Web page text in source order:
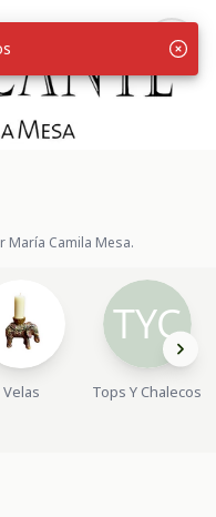
Camila Mesa.
Velas Tops Y Chalecos